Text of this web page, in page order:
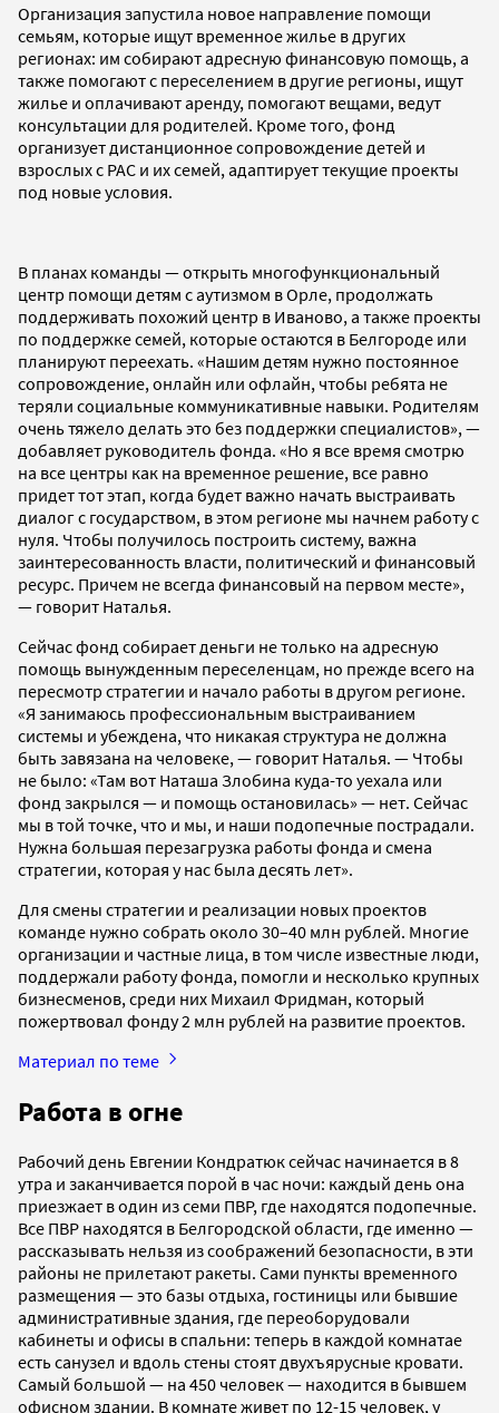
Организация запустила новое направление помощи
семьям, которые ищут временное жилье в других
регионах: им собирают адресную финансовую помощь, а
также помогают с переселением в другие регионы, ищут
жилье и оплачивают аренду, помогают вещами, ведут
консультации для родителей. Кроме того, фонд
организует дистанционное сопровождение детей и
взрослых с РАС и их семей, адаптирует текущие проекты
под новые условия.
В планах команды — открыть многофункциональный
центр помощи детям с аутизмом в Орле, продолжать
поддерживать похожий центр в Иваново, а также проекты
по поддержке семей, которые остаются в Белгороде или
планируют переехать. «Нашим детям нужно постоянное
сопровождение, онлайн или офлайн, чтобы ребята не
теряли социальные коммуникативные навыки. Родителям
очень тяжело делать это без поддержки специалистов», —
добавляет руководитель фонда. «Но я все время смотрю
на все центры как на временное решение, все равно
придет тот этап, когда будет важно начать выстраивать
диалог с государством, в этом регионе мы начнем работу с
нуля. Чтобы получилось построить систему, важна
заинтересованность власти, политический и финансовый
ресурс. Причем не всегда финансовый на первом месте»,
— говорит Наталья.
Сейчас фонд собирает деньги не только на адресную
помощь вынужденным переселенцам, но прежде всего на
пересмотр стратегии и начало работы в другом регионе.
«Я занимаюсь профессиональным выстраиванием
системы и убеждена, что никакая структура не должна
быть завязана на человеке, — говорит Наталья. — Чтобы
не было: «Там вот Наташа Злобина куда-то уехала или
фонд закрылся — и помощь остановилась» — нет. Сейчас
мы в той точке, что и мы, и наши подопечные пострадали.
Нужна большая перезагрузка работы фонда и смена
стратегии, которая у нас была десять лет».
Для смены стратегии и реализации новых проектов
команде нужно собрать около 30–40 млн рублей. Многие
организации и частные лица, в том числе известные люди,
поддержали работу фонда, помогли и несколько крупных
бизнесменов, среди них Михаил Фридман, который
пожертвовал фонду 2 млн рублей на развитие проектов.
Материал по теме
Работа в огне
Рабочий день Евгении Кондратюк сейчас начинается в 8
утра и заканчивается порой в час ночи: каждый день она
приезжает в один из семи ПВР, где находятся подопечные.
Все ПВР находятся в Белгородской области, где именно —
рассказывать нельзя из соображений безопасности, в эти
районы не прилетают ракеты. Сами пункты временного
размещения — это базы отдыха, гостиницы или бывшие
административные здания, где переоборудовали
кабинеты и офисы в спальни: теперь в каждой комнатае
есть санузел и вдоль стены стоят двухъярусные кровати.
Самый большой — на 450 человек — находится в бывшем
офисном здании. В комнате живет по 12-15 человек, у